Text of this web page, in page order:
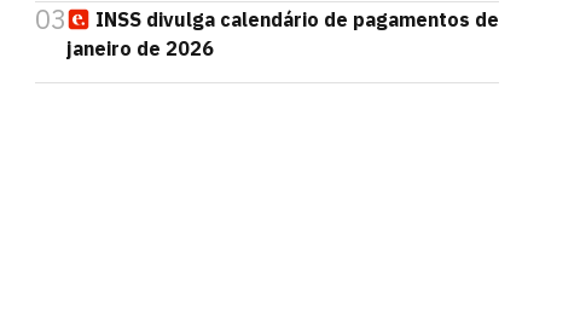
03
INSS divulga calendário de pagamentos de
janeiro de 2026